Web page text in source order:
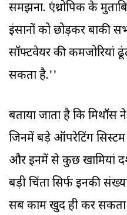
समझना. एंथ्रो‌पिक के
इंसानों को छोड़कर बाकी
सॉफ्टवेयर की कमजोरियां
सकता है.''
बताया जाता है कि ‌मिथॉस
जिनमें बड़े ऑपरेटिंग
और इनमें से कुछ खामियां
बड़ी चिंता सिर्फ इनकी
सब काम खुद ही कर सकता